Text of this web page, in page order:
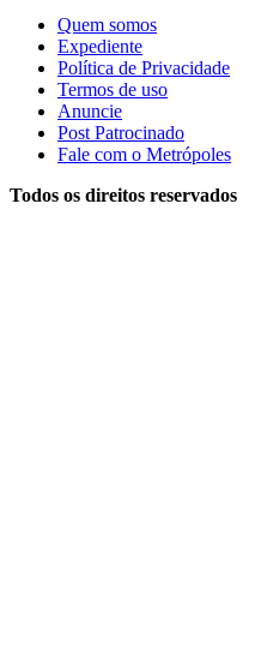
Quem somos
Expediente
Política de Privacidade
Termos de uso
Anuncie
Post Patrocinado
Fale com o Metrópoles
Todos os direitos reservados